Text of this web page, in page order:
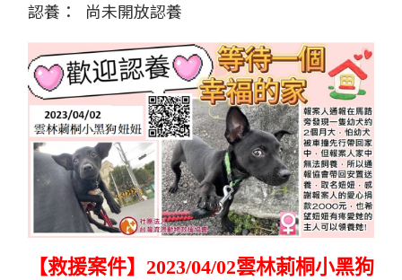
認養： 尚未開放認養
【救援案件】 2023/04/02雲林莿桐小黑狗